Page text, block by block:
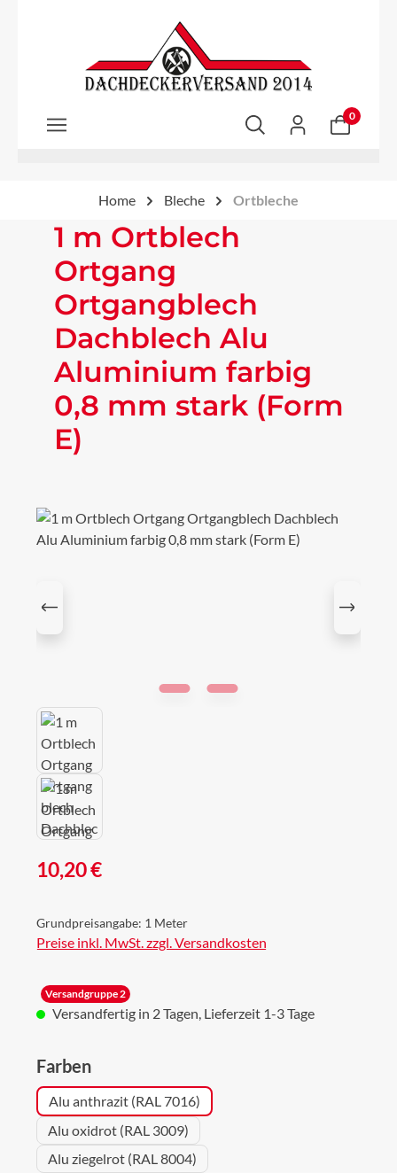
Zum Hauptinhalt springen
0
Home Bleche Ortbleche
1 m Ortblech
Ortgang
Ortgangblech
Dachblech Alu
Aluminium farbig
0,8 mm stark (Form
E)
Bildergalerie überspringen
Regulärer Preis:
10,20 €
Grundpreisangabe: 1 Meter
Preise inkl. MwSt. zzgl. Versandkosten
Versandgruppe 2
Versandfertig in 2 Tagen, Lieferzeit 1-3 Tage
Farbenauswählen
Alu anthrazit (RAL 7016)
Alu oxidrot (RAL 3009)
Alu ziegelrot (RAL 8004)